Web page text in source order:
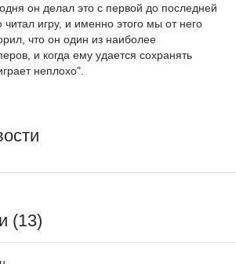
он делал это с первой до последней
игру, и именно этого мы от него
что он один из наиболее
и когда ему удается сохранять
неплохо".
(13)